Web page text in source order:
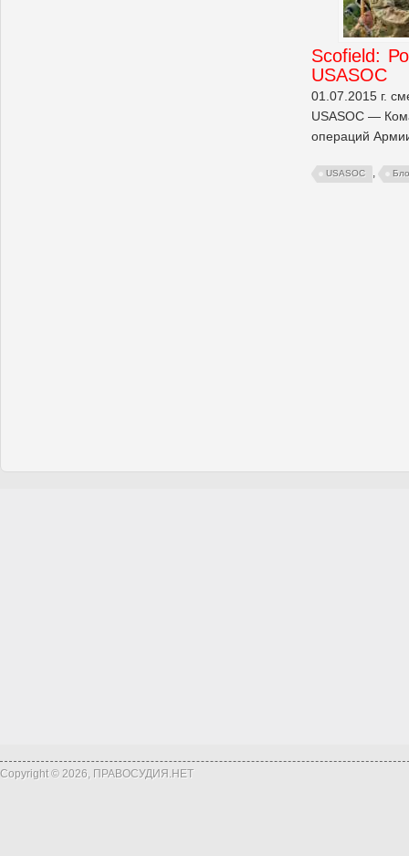
Scofield:
USASOC
01.07.2015 г.
USASOC —
операций
USASOC ,
Copyright © 2026, ПРАВОСУДИЯ.НЕТ